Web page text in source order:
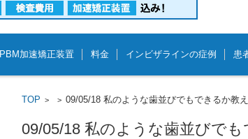
PBM加速矯正装置 料金 インビザラインの症例 患
TOP > > 09/05/18 私のような歯並びでもできるか教
09/05/18 私のような歯並びで